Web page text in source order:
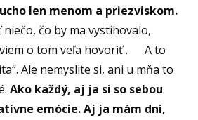
len menom a priezviskom.
niečo, čo by ma vystihovalo,
viem o tom veľa hovoriť . A to
Ale nemyslite si, ani u mňa to
Ako každý, aj ja si so sebou
emócie. Aj ja mám dni,